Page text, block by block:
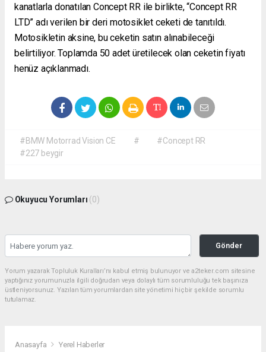
kanatlarla donatılan Concept RR ile birlikte, “Concept RR
LTD” adı verilen bir deri motosiklet ceketi de tanıtıldı.
Motosikletin aksine, bu ceketin satın alınabileceği
belirtiliyor. Toplamda 50 adet üretilecek olan ceketin fiyatı
henüz açıklanmadı.
#BMW Motorrad Vision CE #
#Concept RR
#227 beygir
Okuyucu Yorumları (0)
Gönder
Yorum yazarak Topluluk Kuralları’nı kabul etmiş bulunuyor ve a2teker.com sitesine
yaptığınız yorumunuzla ilgili doğrudan veya dolaylı tüm sorumluluğu tek başınıza
üstleniyorsunuz. Yazılan tüm yorumlardan site yönetimi hiçbir şekilde sorumlu
tutulamaz.
Anasayfa Yerel Haberler